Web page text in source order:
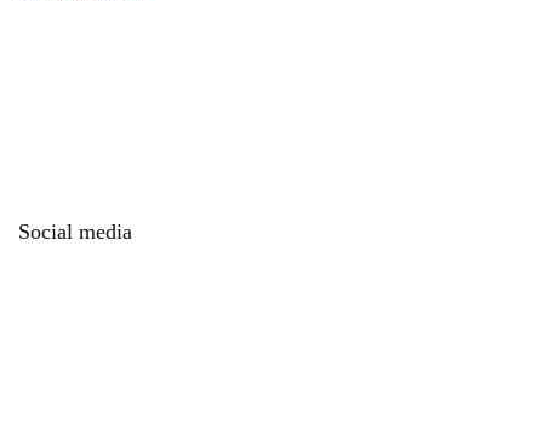
Social media